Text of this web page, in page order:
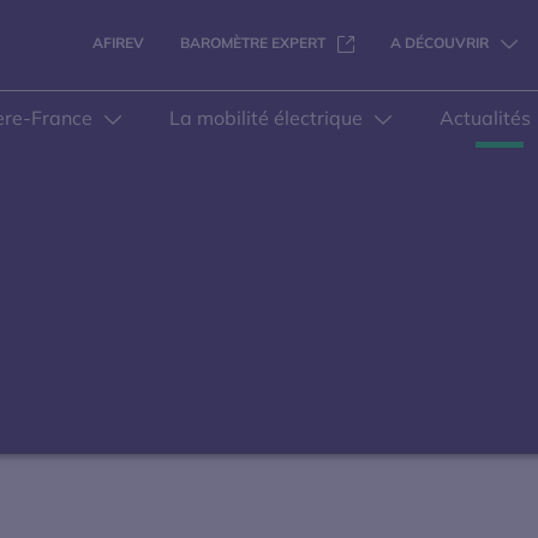
AFIREV BAROMÈTRE EXPERTS'OUVRE DANS UNE
A DÉCOUVRIR
France La mobilité électrique Actualités